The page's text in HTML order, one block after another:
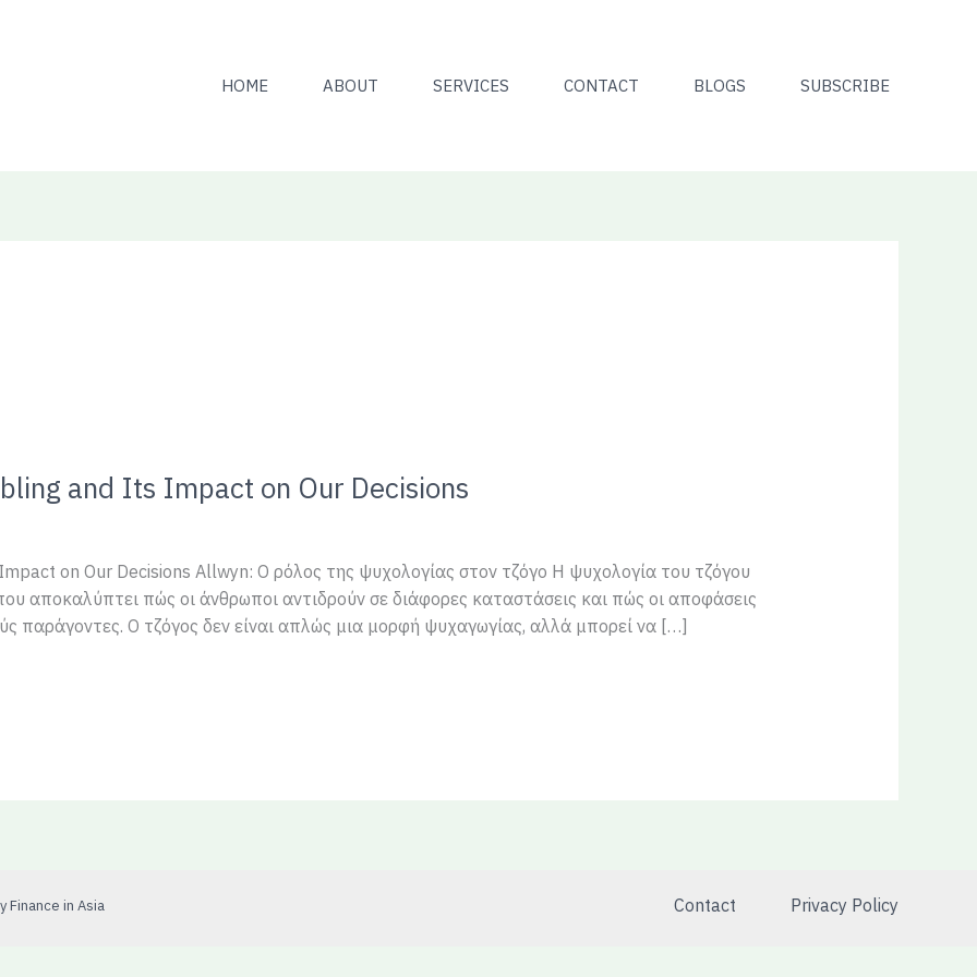
HOME ABOUT SERVICES CONTACT BLOGS SUBSCRIBE
and Its Impact on Our Decisions
on Our Decisions Allwyn: Ο ρόλος της ψυχολογίας στον τζόγο Η ψυχολογία του τζόγου
αποκαλύπτει πώς οι άνθρωποι αντιδρούν σε διάφορες καταστάσεις και πώς οι αποφάσεις
παράγοντες. Ο τζόγος δεν είναι απλώς μια μορφή ψυχαγωγίας, αλλά μπορεί να […]
Finance in Asia Contact Privacy Policy